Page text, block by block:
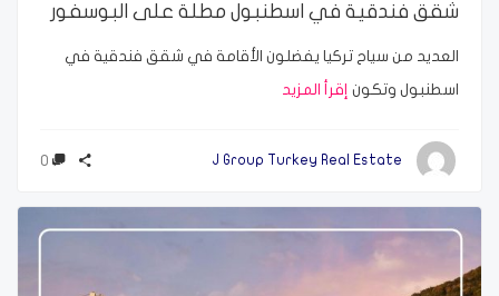
شقق فندقية في اسطنبول مطلة على البوسفور
العديد من سياح تركيا يفضلون الأقامة في شقق فندقية في
اسطنبول وتكون إقرأ المزيد
J Group Turkey Real Estate
0